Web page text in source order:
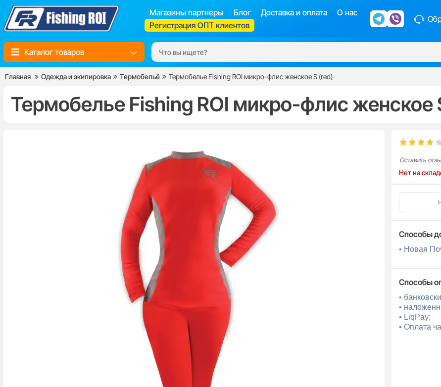
Магазины партнеры Блог Доставка и оплата
О нас
Регистрация ОПТ клиентов
Каталог товаров
Главная Одежда и экипировка Термобельё Термобелье Fishing ROI микро-флис женское S (red)
Термобелье Fishing ROI микро-флис женское
Оставить
Нет на
Способы
• Новая
Способы
•
•
• LiqPay;
• Оплата